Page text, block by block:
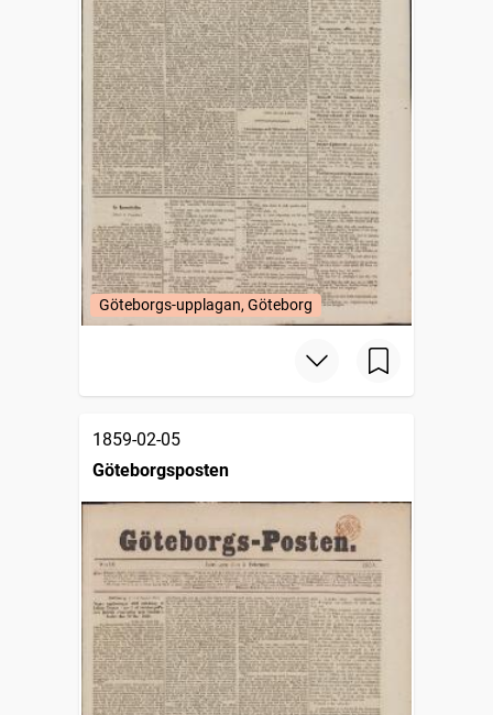
Göteborgs-upplagan, Göteborg
1859-02-05
Göteborgsposten